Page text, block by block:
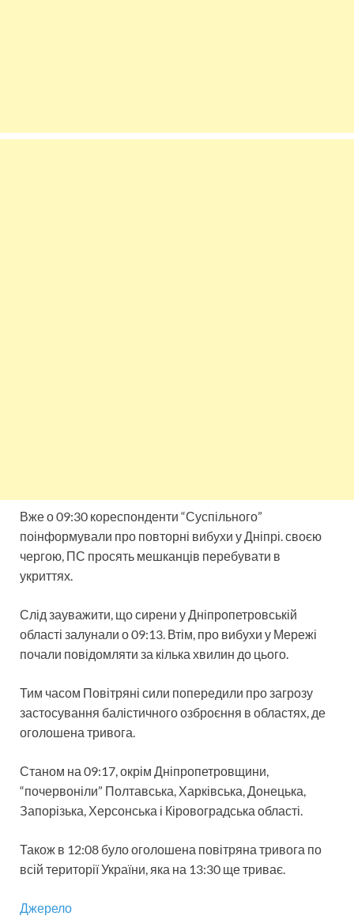
Вже о 09:30 кореспонденти “Суспільного”
поінформували про повторні вибухи у Дніпрі. своєю
чергою, ПС просять мешканців перебувати в
укриттях.
Слід зауважити, що сирени у Дніпропетровській
області залунали о 09:13. Втім, про вибухи у Мережі
почали повідомляти за кілька хвилин до цього.
Тим часом Повітряні сили попередили про загрозу
застосування балістичного озброєння в областях, де
оголошена тривога.
Станом на 09:17, окрім Дніпропетровщини,
“почервоніли” Полтавська, Харківська, Донецька,
Запорізька, Херсонська і Кіровоградська області.
Також в 12:08 було оголошена повітряна тривога по
всій території України, яка на 13:30 ще триває.
Джерело